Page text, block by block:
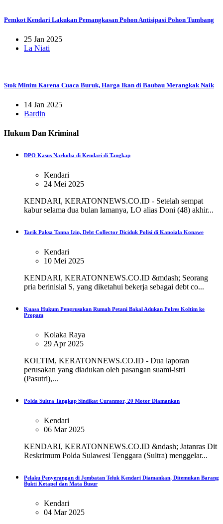
Pemkot Kendari Lakukan Pemangkasan Pohon Antisipasi Pohon Tumbang
25 Jan 2025
La Niati
Stok Minim Karena Cuaca Buruk, Harga Ikan di Baubau Merangkak Naik
14 Jan 2025
Bardin
Hukum Dan Kriminal
DPO Kasus Narkoba di Kendari di Tangkap
Kendari
24 Mei 2025
KENDARI, KERATONNEWS.CO.ID - Setelah sempat
kabur selama dua bulan lamanya, LO alias Doni (48) akhir...
Tarik Paksa Tanpa Izin, Debt Collector Diciduk Polisi di Kapoiala Konawe
Kendari
10 Mei 2025
KENDARI, KERATONNEWS.CO.ID &mdash; Seorang
pria berinisial S, yang diketahui bekerja sebagai debt co...
Kuasa Hukum Pengrusakan Rumah Petani Bakal Adukan Polres Koltim ke
Propam
Kolaka Raya
29 Apr 2025
KOLTIM, KERATONNEWS.CO.ID - Dua laporan
perusakan yang diadukan oleh pasangan suami-istri
(Pasutri),...
Polda Sultra Tangkap Sindikat Curanmor, 20 Motor Diamankan
Kendari
06 Mar 2025
KENDARI, KERATONNEWS.CO.ID &ndash; Jatanras Dit
Reskrimum Polda Sulawesi Tenggara (Sultra) menggelar...
Pelaku Penyerangan di Jembatan Teluk Kendari Diamankan, Ditemukan Barang
Bukti Ketapel dan Mata Busur
Kendari
04 Mar 2025